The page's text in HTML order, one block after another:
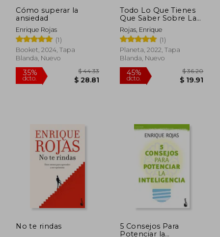
45%
dcto.
45%
dcto.
Cómo superar la
ansiedad
Enrique Rojas
(1)
Booket, 2024, Tapa
Blanda, Nuevo
Todo Lo Que Tienes
Que Saber Sobre La
Vida
Rojas, Enrique
(1)
Planeta, 2022, Tapa
Blanda, Nuevo
No te rindas
5 Consejos Para
Potenciar la